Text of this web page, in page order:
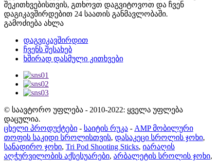
შეკითხვებისთვის, გთხოვთ დაგვიტოვოთ და ჩვენ
დაგიკავშირდებით 24 საათის განმავლობაში.
გამოძიება ახლა
დაგვიკავშირდით
ჩვენს შესახებ
ხშირად დასმული კითხვები
© საავტორო უფლება - 2010-2022: ყველა უფლება
დაცულია.
ცხელი პროდუქტები - საიტის რუკა - AMP მობილური
თოფის საკიდი სროლისთვის, დასაკეცი სროლის ჯოხი,
სანადირო ჯოხი, Tri Pod Shooting Sticks, იარაღის
აღჭურვილობის აქსესუარები, არბალეტის სროლის ჯოხი,